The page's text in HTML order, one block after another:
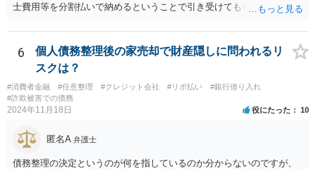
士費用等を分割払いで納めるということで引き受けてもらえないか確
は、負債が拡大するだけになるのでお勧めできませんが あとは、相談
者様のご判断になると思いますので、私からのアドバイスは一旦これ
で終わりとさせていただきます。
6
個人債務整理後の家売却で財産隠しに問われるリ
スクは？
#消費者金融 #任意整理 #クレジット会社 #リボ払い
#銀行借り入れ
#詐欺被害での債務
2024年11月18日 役にたった 10
匿名A 弁護士
債務整理の決定というのが何を指しているのか分からないのですが、